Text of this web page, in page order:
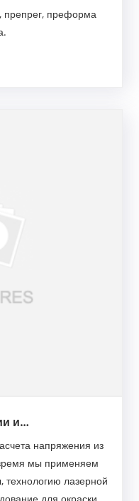
препрег, преформа
и
напряжения из
мы применяем
лазерной